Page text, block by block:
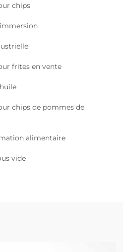
chips
frites en vente
chips de pommes de
alimentaire
vide